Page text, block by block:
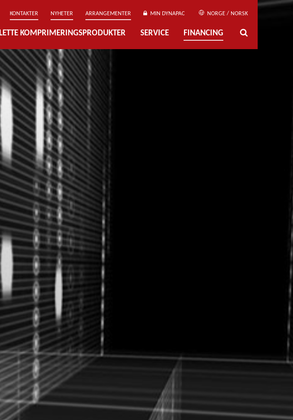
KONTAKTER NYHETER ARRANGEMENTER MIN DYNAPAC NORGE / NORSK
LETTE KOMPRIMERINGSPRODUKTER SERVICE FINANCING